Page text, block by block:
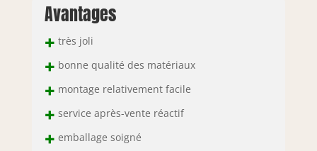
Avantages
+ très joli
+ bonne qualité des matériaux
+ montage relativement facile
+ service après-vente réactif
+ emballage soigné